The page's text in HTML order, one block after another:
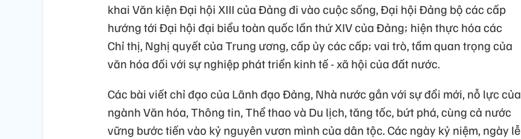
khai Văn kiện Đại hội XIII của Đảng đi vào cuộc sống, Đại hội Đảng bộ các cấp
hướng tới Đại hội đại biểu toàn quốc lần thứ XIV của Đảng; hiện thực hóa các
Chỉ thị, Nghị quyết của Trung ương, cấp ủy các cấp; vai trò, tầm quan trọng của
văn hóa đối với sự nghiệp phát triển kinh tế - xã hội của đất nước.
Các bài viết chỉ đạo của Lãnh đạo Đảng, Nhà nước gắn với sự đổi mới, nỗ lực của
ngành Văn hóa, Thông tin, Thể thao và Du lịch, tăng tốc, bứt phá, cùng cả nước
vững bước tiến vào kỷ nguyên vươn mình của dân tộc. Các ngày kỷ niệm, ngày lễ